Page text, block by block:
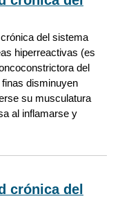
del sistema
hiperreactivas (es
del
disminuyen
su musculatura
al inflamarse y
crónica del